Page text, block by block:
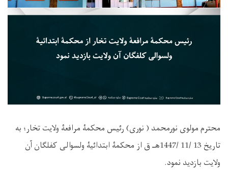
محترم مولوی نورمحمد ( نوری) رئیس محکمۀ مرافعۀ ولایت تخار؛ به
تاریخ 13 /11 /1447ه‍ـ ق از محکمۀ ابتدائیۀ ولسوالی کفلگان آن
ولایت بازدید نمود.